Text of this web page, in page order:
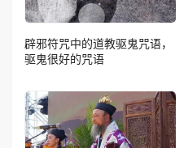
辟邪符咒中的道教驱鬼咒语，
驱鬼很好的咒语